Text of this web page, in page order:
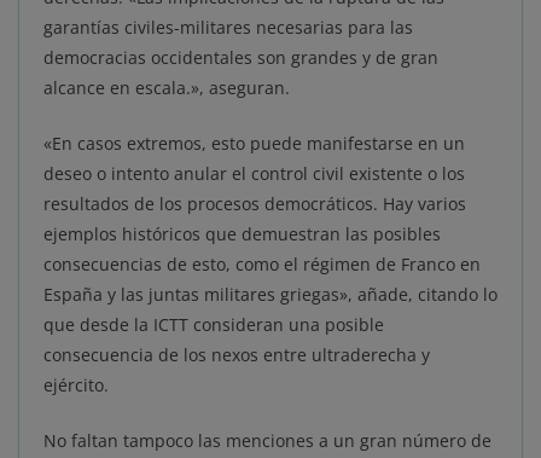
garantías civiles-militares necesarias para las
democracias occidentales son grandes y de gran
alcance en escala.», aseguran.
«En casos extremos, esto puede manifestarse en un
deseo o intento anular el control civil existente o los
resultados de los procesos democráticos. Hay varios
ejemplos históricos que demuestran las posibles
consecuencias de esto, como el régimen de Franco en
España y las juntas militares griegas», añade, citando lo
que desde la ICTT consideran una posible
consecuencia de los nexos entre ultraderecha y
ejército.
No faltan tampoco las menciones a un gran número de